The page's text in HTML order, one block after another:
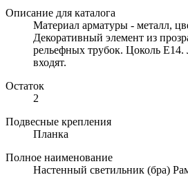
Описание для каталога
Материал арматуры - металл,
Декоративный элемент из
рельефных трубок. Цоколь
входят.
Остаток
2
Подвесные крепления
Планка
Полное наименование
Настенный светильник (бра)